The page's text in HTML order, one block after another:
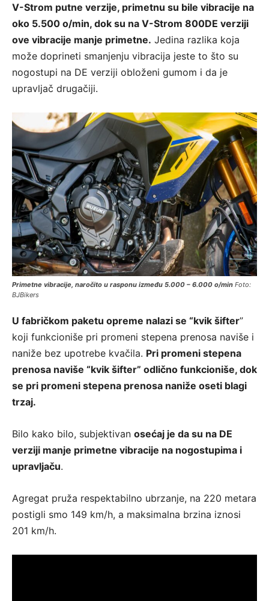
V-Strom putne verzije, primetnu su bile vibracije na
oko 5.500 o/min, dok su na V-Strom 800DE verziji
ove vibracije manje primetne. Jedina razlika koja
može doprineti smanjenju vibracija jeste to što su
nogostupi na DE verziji obloženi gumom i da je
upravljač drugačiji.
Primetne vibracije, naročito u rasponu između 5.000 – 6.000 o/min Foto:
BJBikers
U fabričkom paketu opreme nalazi se “kvik šifter”
koji funkcioniše pri promeni stepena prenosa naviše i
naniže bez upotrebe kvačila. Pri promeni stepena
prenosa naviše “kvik šifter” odlično funkcioniše, dok
se pri promeni stepena prenosa naniže oseti blagi
trzaj.
Bilo kako bilo, subjektivan osećaj je da su na DE
verziji manje primetne vibracije na nogostupima i
upravljaču.
Agregat pruža respektabilno ubrzanje, na 220 metara
postigli smo 149 km/h, a maksimalna brzina iznosi
201 km/h.